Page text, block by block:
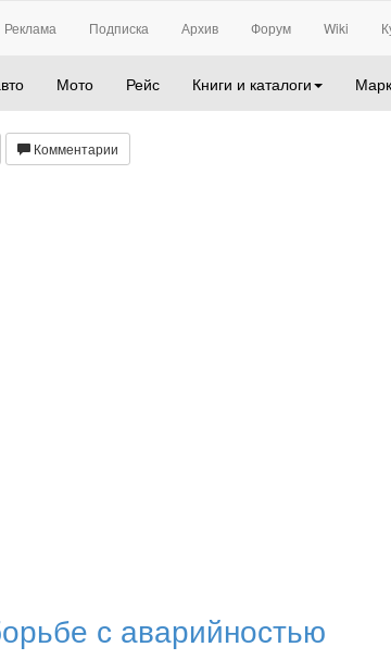
Реклама Подписка Архив Форум Wiki
Мото Рейс Книги и каталоги
Комментарии
с аварийностью